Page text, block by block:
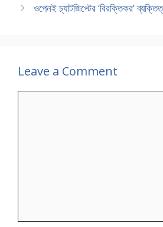
ওপেনই চ্যাটজিপ্টের ‘বিরক্তিকর’
Leave a Comment